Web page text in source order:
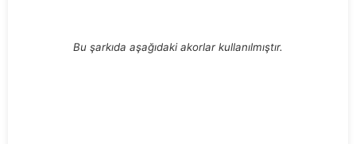
Bu şarkıda aşağıdaki akorlar kullanılmıştır.